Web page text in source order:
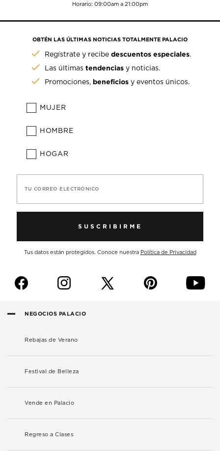
Horario: 09:00am a 21:00pm
OBTÉN LAS ÚLTIMAS NOTICIAS TOTALMENTE PALACIO
Regístrate y recibedescuentos especiales.
Las últimastendencias y noticias.
Promociones, beneficios y eventos únicos.
MUJER
HOMBRE
HOGAR
TU CORREO ELECTRÓNICO
SUSCRIBIRME
Tus datos están protegidos. Conoce nuestra Política de Privacidad
f i p y
NEGOCIOS PALACIO
Rebajas de Verano
Festival de Belleza
Vende en Palacio
Regreso a Clases